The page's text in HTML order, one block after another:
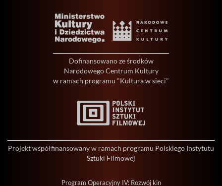
Dofinansowano ze środków
Narodowego Centrum Kultury
w ramach programu "Kultura w sieci"
Projekt współfinansowany w ramach programu Polskiego Instytutu
Sztuki Filmowej
Program Operacyjny IV: Rozwój kin